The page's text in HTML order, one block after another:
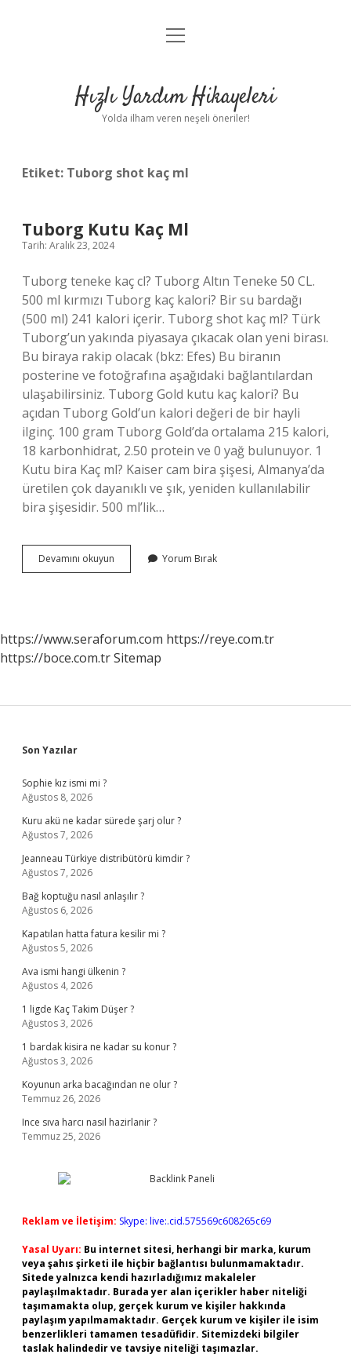
Anasayfa
Yasal Uyarı
menüyü
Hızlı Yardım Hikayeleri
Yolda ilham veren neşeli öneriler!
Etiket: Tuborg shot kaç ml
Tuborg Kutu Kaç Ml
Tarih: Aralık 23, 2024
Tuborg teneke kaç cl? Tuborg Altın Teneke 50 CL.
500 ml kırmızı Tuborg kaç kalori? Bir su bardağı
(500 ml) 241 kalori içerir. Tuborg shot kaç ml? Türk
Tuborg’un yakında piyasaya çıkacak olan yeni birası.
Bu biraya rakip olacak (bkz: Efes) Bu biranın
posterine ve fotoğrafına aşağıdaki bağlantılardan
ulaşabilirsiniz. Tuborg Gold kutu kaç kalori? Bu
açıdan Tuborg Gold’un kalori değeri de bir hayli
ilginç. 100 gram Tuborg Gold’da ortalama 215 kalori,
18 karbonhidrat, 2.50 protein ve 0 yağ bulunuyor. 1
Kutu bira Kaç ml? Kaiser cam bira şişesi, Almanya’da
üretilen çok dayanıklı ve şık, yeniden kullanılabilir
bira şişesidir. 500 ml’lik…
Devamını okuyun
Kutu
Yorum Bırak
https://www.seraforum.com https://reye.com.tr
https://boce.com.trSitemap
Sidebar
Son Yazılar
Sophie kız ismi mi ?
Ağustos 8, 2026
Kuru akü ne kadar sürede şarj olur ?
Ağustos 7, 2026
Jeanneau Türkiye distribütörü kimdir ?
Ağustos 7, 2026
Bağ koptuğu nasıl anlaşılır ?
Ağustos 6, 2026
Kapatılan hatta fatura kesilir mi ?
Ağustos 5, 2026
Ava ismi hangi ülkenin ?
Ağustos 4, 2026
1 ligde Kaç Takim Düşer ?
Ağustos 3, 2026
1 bardak kisira ne kadar su konur ?
Ağustos 3, 2026
Koyunun arka bacağından ne olur ?
Temmuz 26, 2026
Ince sıva harcı nasıl hazirlanir ?
Temmuz 25, 2026
Reklam ve İletişim: Skype: live:.cid.575569c608265c69
Yasal Uyarı: Bu internet sitesi, herhangi bir marka, kurum
veya şahıs şirketi ile hiçbir bağlantısı bulunmamaktadır.
Sitede yalnızca kendi hazırladığımız makaleler
paylaşılmaktadır. Burada yer alan içerikler haber niteliği
taşımamakta olup, gerçek kurum ve kişiler hakkında
paylaşım yapılmamaktadır. Gerçek kurum ve kişiler ile isim
benzerlikleri tamamen tesadüfidir. Sitemizdeki bilgiler
taslak halindedir ve tavsiye niteliği taşımazlar.